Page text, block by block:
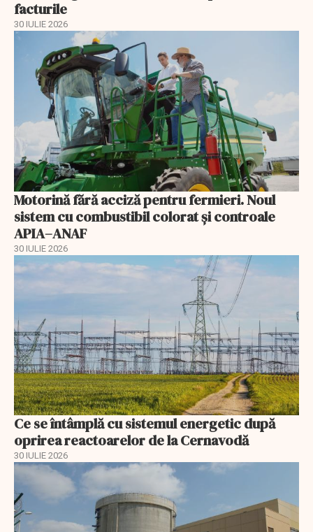
facturile
30 IULIE 2026
Motorină fără acciză pentru fermieri. Noul
sistem cu combustibil colorat și controale
APIA–ANAF
30 IULIE 2026
Ce se întâmplă cu sistemul energetic după
oprirea reactoarelor de la Cernavodă
30 IULIE 2026